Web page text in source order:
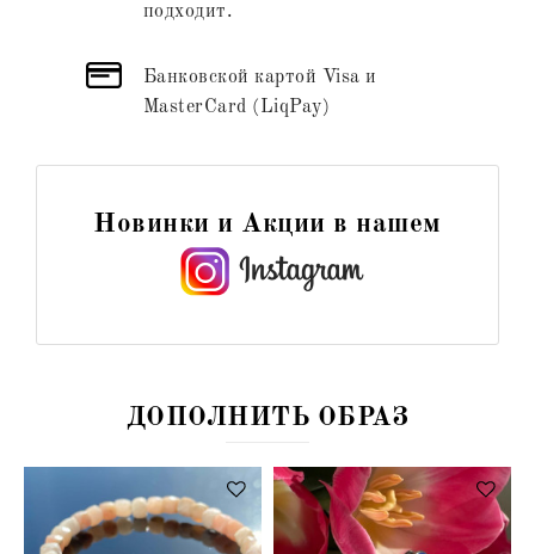
подходит.
Банковской картой Visa и
MasterCard (LiqPay)
Новинки и Акции в нашем
ДОПОЛНИТЬ ОБРАЗ